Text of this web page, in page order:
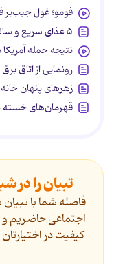
فومو؛ غول جیب‌بر
۵ غذای سریع و سالم برای طبیعت‌گردی
نتیجه حمله
رونمایی از اتاق
زهرهای پنهان
قهرمان‌های خسته
تبیان را در
فاصله شما با
اجتماعی حاضریم و
کیفیت در